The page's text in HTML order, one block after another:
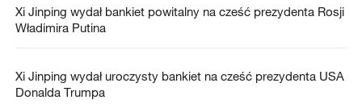
Xi Jinping wydał bankiet powitalny na cześć prezydenta Rosji
Władimira Putina
Xi Jinping wydał uroczysty bankiet na cześć prezydenta USA
Donalda Trumpa